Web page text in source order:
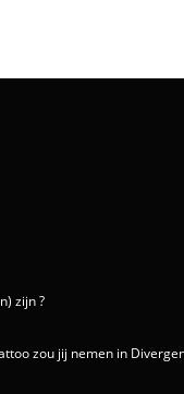
zijn ?
zou jij nemen in